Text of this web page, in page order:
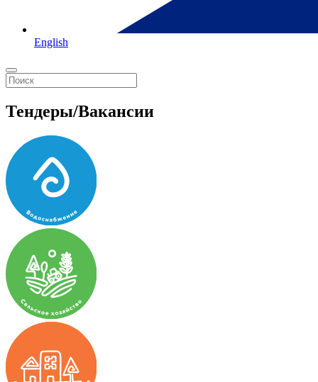
English
Тендеры/Вакансии